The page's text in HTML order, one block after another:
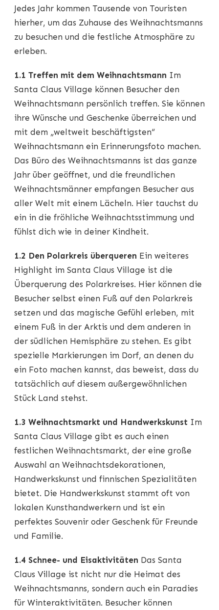
Jedes Jahr kommen Tausende von Touristen
hierher, um das Zuhause des Weihnachtsmanns
zu besuchen und die festliche Atmosphäre zu
erleben.
1.1 Treffen mit dem Weihnachtsmann Im
Santa Claus Village können Besucher den
Weihnachtsmann persönlich treffen. Sie können
ihre Wünsche und Geschenke überreichen und
mit dem „weltweit beschäftigsten“
Weihnachtsmann ein Erinnerungsfoto machen.
Das Büro des Weihnachtsmanns ist das ganze
Jahr über geöffnet, und die freundlichen
Weihnachtsmänner empfangen Besucher aus
aller Welt mit einem Lächeln. Hier tauchst du
ein in die fröhliche Weihnachtsstimmung und
fühlst dich wie in deiner Kindheit.
1.2 Den Polarkreis überqueren Ein weiteres
Highlight im Santa Claus Village ist die
Überquerung des Polarkreises. Hier können die
Besucher selbst einen Fuß auf den Polarkreis
setzen und das magische Gefühl erleben, mit
einem Fuß in der Arktis und dem anderen in
der südlichen Hemisphäre zu stehen. Es gibt
spezielle Markierungen im Dorf, an denen du
ein Foto machen kannst, das beweist, dass du
tatsächlich auf diesem außergewöhnlichen
Stück Land stehst.
1.3 Weihnachtsmarkt und Handwerkskunst Im
Santa Claus Village gibt es auch einen
festlichen Weihnachtsmarkt, der eine große
Auswahl an Weihnachtsdekorationen,
Handwerkskunst und finnischen Spezialitäten
bietet. Die Handwerkskunst stammt oft von
lokalen Kunsthandwerkern und ist ein
perfektes Souvenir oder Geschenk für Freunde
und Familie.
1.4 Schnee- und Eisaktivitäten Das Santa
Claus Village ist nicht nur die Heimat des
Weihnachtsmanns, sondern auch ein Paradies
für Winteraktivitäten. Besucher können